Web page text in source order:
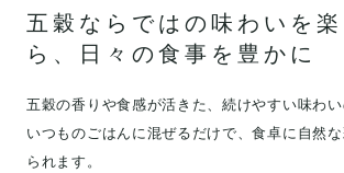
五穀ならではの味わいを
ら、日々の食事を豊かに
五穀の香りや食感が活きた、続けやすい味わい
いつものごはんに混ぜるだけで、食卓に自然
られます。